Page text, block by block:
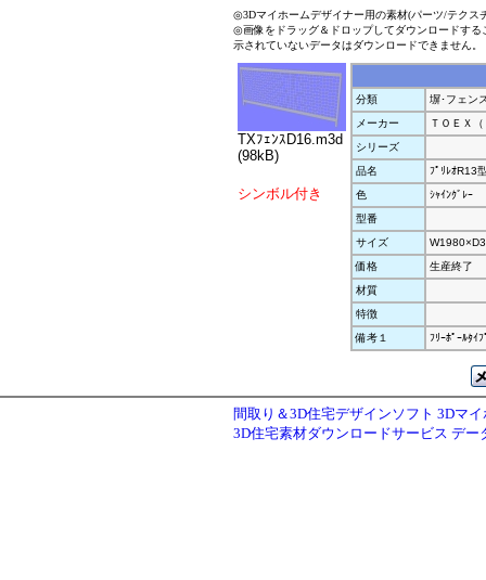
◎3Dマイホームデザイナー用の素材(パーツ/テクス
◎画像をドラッグ＆ドロップしてダウンロードす
示されていないデータはダウンロードできません。
TXﾌｪﾝｽD16.m3d
(98kB)
シンボル付き
分類
塀･フェン
メーカー
ＴＯＥＸ
シリーズ
品名
ﾌﾟﾘﾚｵR13
色
ｼｬｲﾝｸﾞﾚｰ
型番
サイズ
価格
生産終了
材質
特徴
備考１
ﾌﾘｰﾎﾟｰﾙﾀｲﾌ
間取り＆3D住宅デザインソフト 3Dマ
3D住宅素材ダウンロードサービス デー